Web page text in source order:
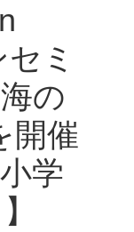
ミ
の
開催
学